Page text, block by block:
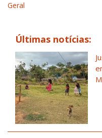
Geral
Últimas notícias: